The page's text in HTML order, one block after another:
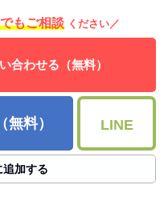
もご相談 ください／
合わせる（無料）
料） LINE
追加する